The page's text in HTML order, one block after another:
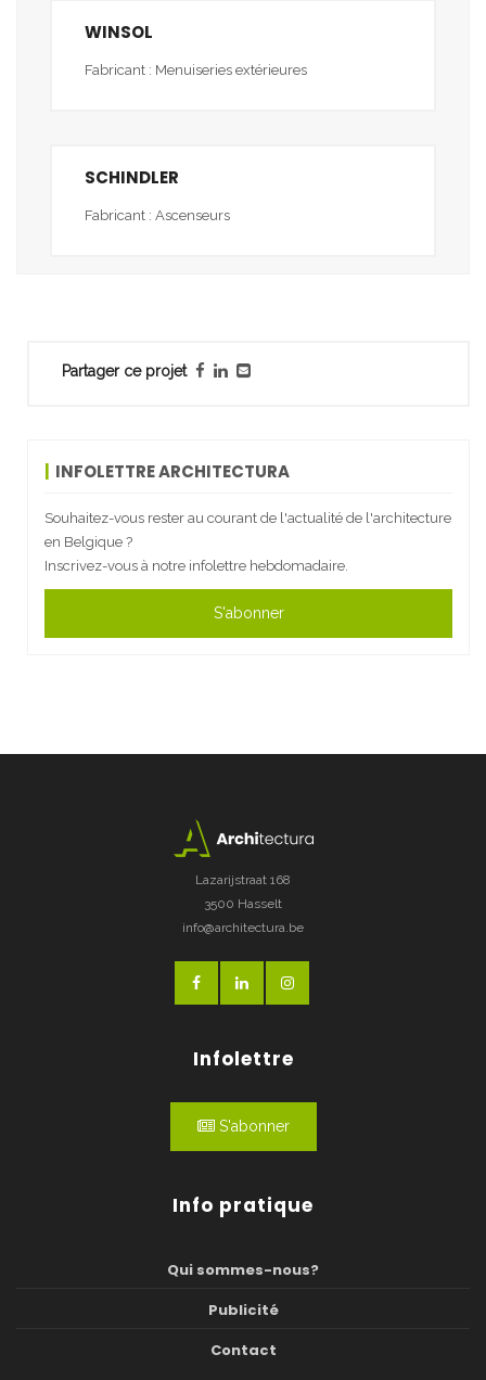
Partager ce projet
INFOLETTRE ARCHITECTURA
Souhaitez-vous rester au courant de l'actualité de l'architecture
en Belgique ?
Inscrivez-vous à notre infolettre hebdomadaire.
S'abonner
WINSOL
Fabricant : Menuiseries extérieures
SCHINDLER
Fabricant : Ascenseurs
Lazarijstraat 168
3500 Hasselt
info@architectura.be
Infolettre
S'abonner
Info pratique
Qui sommes-nous?
Publicité
Contact